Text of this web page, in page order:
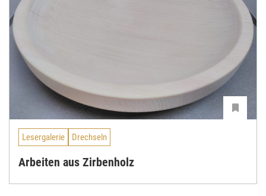
Lesergalerie Drechseln
Arbeiten aus Zirbenholz